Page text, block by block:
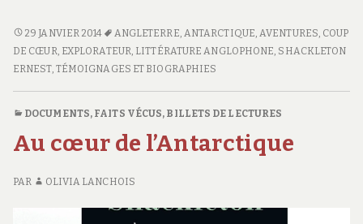
l’Endurance
L’ODYSSÉE
DE
L’ENDURANCE
29 JANVIER 2014 ANGLETERRE, ANTARCTIQUE,AVENTURES, COUP
DE CŒUR, EXPLORATEUR, LITTÉRATURE ANGLOPHONE, SHACKLETON
ERNEST, TÉMOIGNAGES ET BIOGRAPHIES
DOCUMENTS, FAITS VÉCUS, BILLETS DE LECTURES
Au cœur de l’Antarctique
PAR OLIVIA LANCHOIS